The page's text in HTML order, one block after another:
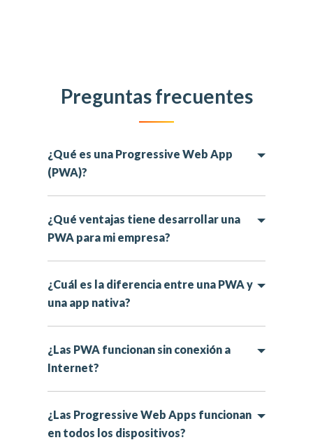
Preguntas frecuentes
¿Qué es una Progressive Web App
(PWA)?
¿Qué ventajas tiene desarrollar una
PWA para mi empresa?
¿Cuál es la diferencia entre una PWA y
una app nativa?
¿Las PWA funcionan sin conexión a
Internet?
¿Las Progressive Web Apps funcionan
en todos los dispositivos?